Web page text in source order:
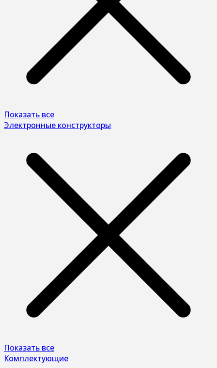
Показать все
Электронные конструкторы
Показать все
Комплектующие